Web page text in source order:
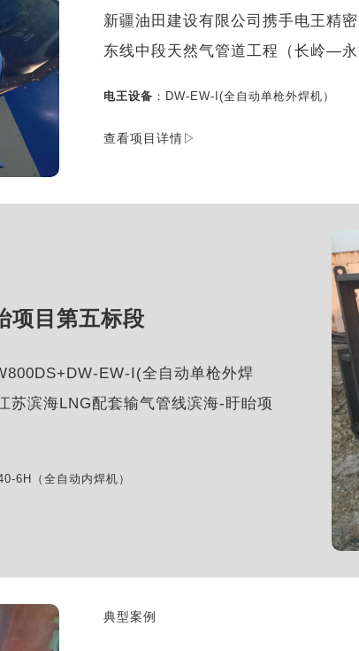
新疆油田建设有限公司携手电王精
东线中段天然气管道工程（长岭—
电王设备 ：DW-EW-I(全自动单枪外焊机）
查看项目详情▷
项目第五标段
EW-I(全自动单枪外焊
苏滨海LNG配套输气管线滨海-盱眙项
6H（全自动内焊机）
典型案例